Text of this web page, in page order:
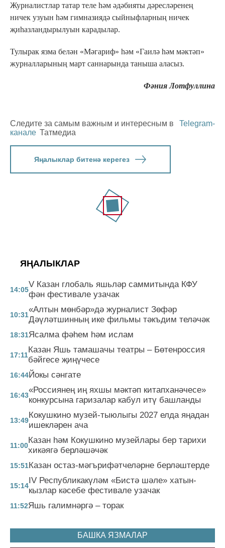
Журналистлар татар теле һәм әдәбияты дәресләренең
ничек узуын һәм гимназиядә сыйныфларның ничек
җиһазландырылуын карадылар.
Тулырак язма белән «Мәгариф» һәм «Гаилә һәм мәктәп»
журналларының март саннарында таныша аласыз.
Фәния Лотфуллина
Следите за самым важным и интересным в
Telegram-
канале Татмедиа
Яңалыклар битенә керегез
ЯҢАЛЫКЛАР
14:05
V Казан глобаль яшьләр саммитында КФУ
фән фестивале узачак
10:31
«Алтын мөнбәр»дә журналист Зөфәр
Дәүләтшинның ике фильмы тәкъдим теләчәк
18:31Ясалма фәһем һәм ислам
17:11
Казан Яшь тамашачы театры – Бөтенроссия
бәйгесе җиңүчесе
16:44Йокы сәнгате
16:43
«Россиянең иң яхшы мәктәп китапханәчесе»
конкурсына гаризалар кабул итү башланды
13:49
Кокушкино музей-тыюлыгы 2027 елда яңадан
ишекләрен ача
11:00
Казан һәм Кокушкино музейлары бер тарихи
хикәягә берләшәчәк
15:51Казан остаз-мәгърифәтчеләрне берләштерде
15:14
IV Республикакүләм «Бистә шәле» хатын-
кызлар кәсебе фестивале узачак
11:52Яшь галимнәргә – торак
БАШКА ЯЗМАЛАР